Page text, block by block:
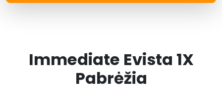
Immediate Evista 1X
Pabrėžia